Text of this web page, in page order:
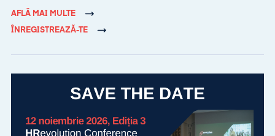
AFLĂ MAI MULTE
ÎNREGISTREAZĂ-TE